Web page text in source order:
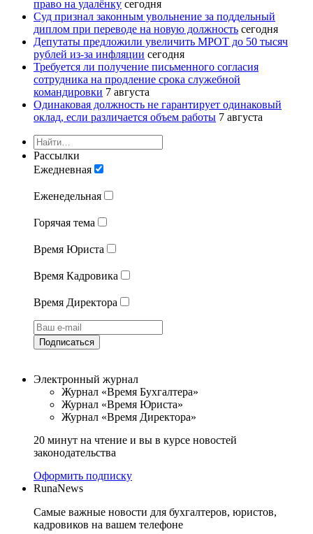
право на удалёнку сегодня
Суд признал законным увольнение за поддельный
диплом при переводе на новую должность сегодня
Депутаты предложили увеличить МРОТ до 50 тысяч
рублей из-за инфляции сегодня
Требуется ли получение письменного согласия
сотрудника на продление срока служебной
командировки 7 августа
Одинаковая должность не гарантирует одинаковый
оклад, если различается объем работы 7 августа
Рассылки
Ежедневная
Еженедельная
Горячая тема
Время Юриста
Время Кадровика
Время Директора
Подписаться
Электронный журнал
Журнал «Время Бухгалтера»
Журнал «Время Юриста»
Журнал «Время Директора»
20 минут на чтение и вы в курсе новостей
законодательства
Оформить подписку
RunaNews
Самые важные новости для бухгалтеров, юристов,
кадровиков на вашем телефоне